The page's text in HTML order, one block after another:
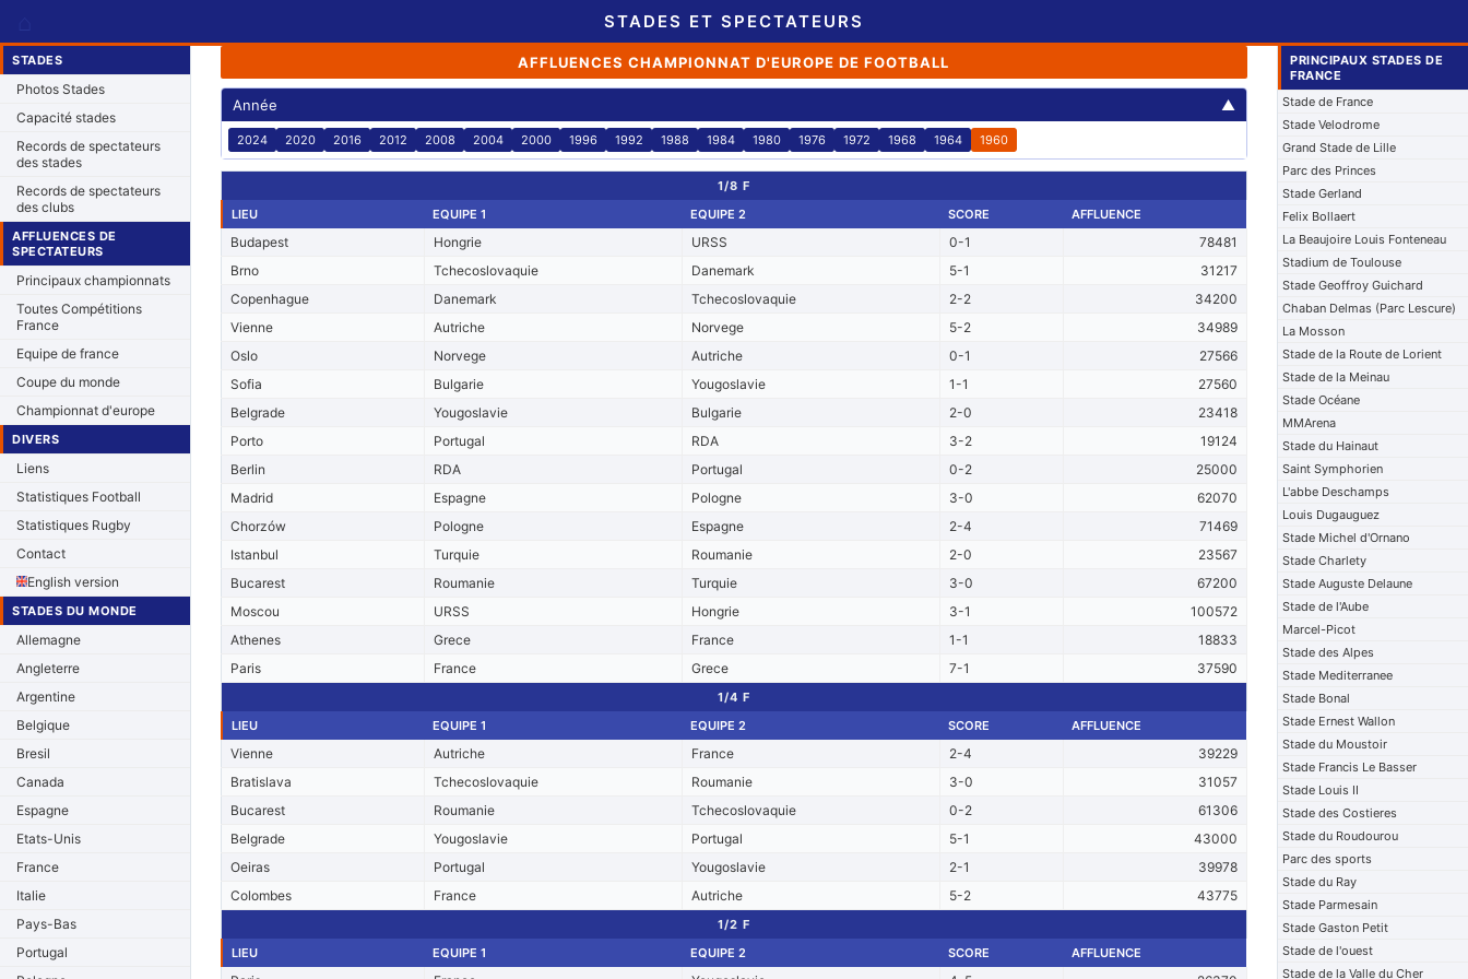
STADES ET SPECTATEURS
STADES
Photos Stades
Capacité stades
Records de spectateurs
des stades
Records de spectateurs
des clubs
AFFLUENCES DE
SPECTATEURS
Principaux championnats
Toutes Compétitions
France
Equipe de france
Coupe du monde
Championnat d'europe
DIVERS
Liens
Statistiques Football
Statistiques Rugby
Contact
English version
STADES DU MONDE
Allemagne
Angleterre
Argentine
Belgique
Bresil
Canada
Espagne
Etats-Unis
France
Italie
Pays-Bas
Portugal
AFFLUENCES CHAMPIONNAT D'EUROPE DE FOOTBALL
Année ▲
2024 2020 2016 2012 2008 2004 2000 1996 1992 1988 1984 1980 1976 1972 1968 1964 1960
1/8 F
LIEU
EQUIPE 1 EQUIPE 2 SCORE AFFLUENCE
Budapest Hongrie URSS 0-1
78481
Brno
Tchecoslovaquie Danemark 5-1
31217
Copenhague
Danemark Tchecoslovaquie 2-2
34200
Vienne
Autriche Norvege 5-2
34989
Oslo
Norvege Autriche 0-1
27566
Sofia
Bulgarie Yougoslavie 1-1
27560
Belgrade
Yougoslavie Bulgarie 2-0
23418
Porto
Portugal RDA 3-2
19124
Berlin
RDA Portugal 0-2
25000
Madrid
Espagne Pologne 3-0
62070
Chorzów
Pologne Espagne 2-4
71469
Istanbul
Turquie Roumanie 2-0
23567
Bucarest
Roumanie Turquie 3-0
67200
Moscou
URSS Hongrie 3-1
100572
Athenes
Grece France 1-1
18833
Paris
France Grece 7-1 37590
1/4 F
LIEU
EQUIPE 1 EQUIPE 2 SCORE AFFLUENCE
Vienne Autriche France 2-4
39229
Bratislava
Tchecoslovaquie Roumanie 3-0
31057
Bucarest
Roumanie Tchecoslovaquie 0-2
61306
Belgrade
Yougoslavie Portugal 5-1
43000
Oeiras
Portugal Yougoslavie 2-1
39978
Colombes
France Autriche 5-2 43775
1/2 F
LIEU
EQUIPE 1 EQUIPE 2 SCORE AFFLUENCE
PRINCIPAUX STADES DE
FRANCE
Stade de France
Stade Velodrome
Grand Stade de Lille
Parc des Princes
Stade Gerland
Felix Bollaert
La Beaujoire Louis Fonteneau
Stadium de Toulouse
Stade Geoffroy Guichard
Chaban Delmas (Parc Lescure)
La Mosson
Stade de la Route de Lorient
Stade de la Meinau
Stade Océane
MMArena
Stade du Hainaut
Saint Symphorien
L'abbe Deschamps
Louis Dugauguez
Stade Michel d'Ornano
Stade Charlety
Stade Auguste Delaune
Stade de l'Aube
Marcel-Picot
Stade des Alpes
Stade Mediterranee
Stade Bonal
Stade Ernest Wallon
Stade du Moustoir
Stade Francis Le Basser
Stade Louis II
Stade des Costieres
Stade du Roudourou
Parc des sports
Stade du Ray
Stade Parmesain
Stade Gaston Petit
Stade de l'ouest
Stade de la Valle du Cher